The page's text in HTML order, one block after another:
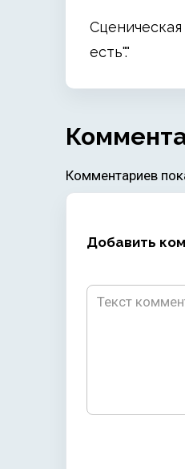
есть"."
Комментариев
Добавить